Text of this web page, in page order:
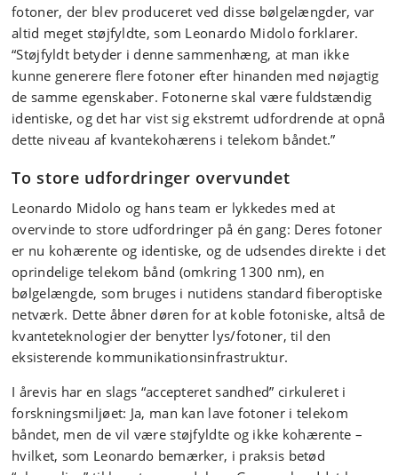
fotoner, der blev produceret ved disse bølgelængder, var
altid meget støjfyldte, som Leonardo Midolo forklarer.
“Støjfyldt betyder i denne sammenhæng, at man ikke
kunne generere flere fotoner efter hinanden med nøjagtig
de samme egenskaber. Fotonerne skal være fuldstændig
identiske, og det har vist sig ekstremt udfordrende at opnå
dette niveau af kvantekohærens i telekom båndet.”
To store udfordringer overvundet
Leonardo Midolo og hans team er lykkedes med at
overvinde to store udfordringer på én gang: Deres fotoner
er nu kohærente og identiske, og de udsendes direkte i det
oprindelige telekom bånd (omkring 1300 nm), en
bølgelængde, som bruges i nutidens standard fiberoptiske
netværk. Dette åbner døren for at koble fotoniske, altså de
kvanteteknologier der benytter lys/fotoner, til den
eksisterende kommunikationsinfrastruktur.
I årevis har en slags “accepteret sandhed” cirkuleret i
forskningsmiljøet: Ja, man kan lave fotoner i telekom
båndet, men de vil være støjfyldte og ikke kohærente –
hvilket, som Leonardo bemærker, i praksis betød